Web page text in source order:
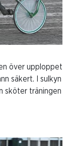
2023-02-
10
över upploppet
säkert. I sulkyn
sköter träningen